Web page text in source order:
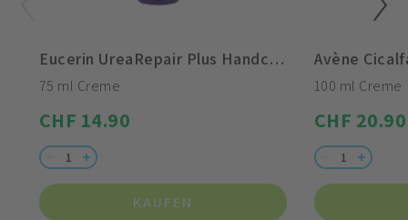
Eucerin UreaRepair Plus Handcreme 5% Urea
75 ml Creme
CHF 14.90
KAUFEN
Avène
100 ml Creme
CHF 20.90